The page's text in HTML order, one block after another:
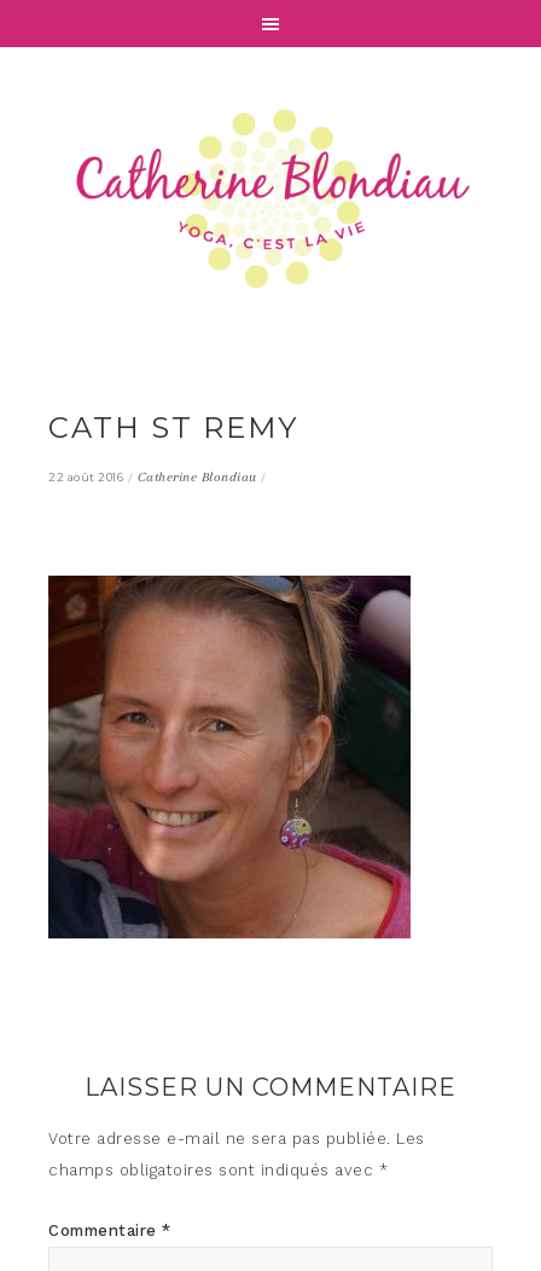
CATH ST REMY
22 août 2016 / Catherine Blondiau /
LAISSER UN COMMENTAIRE
Votre adresse e-mail ne sera pas publiée. Les
champs obligatoires sont indiqués avec *
Commentaire *